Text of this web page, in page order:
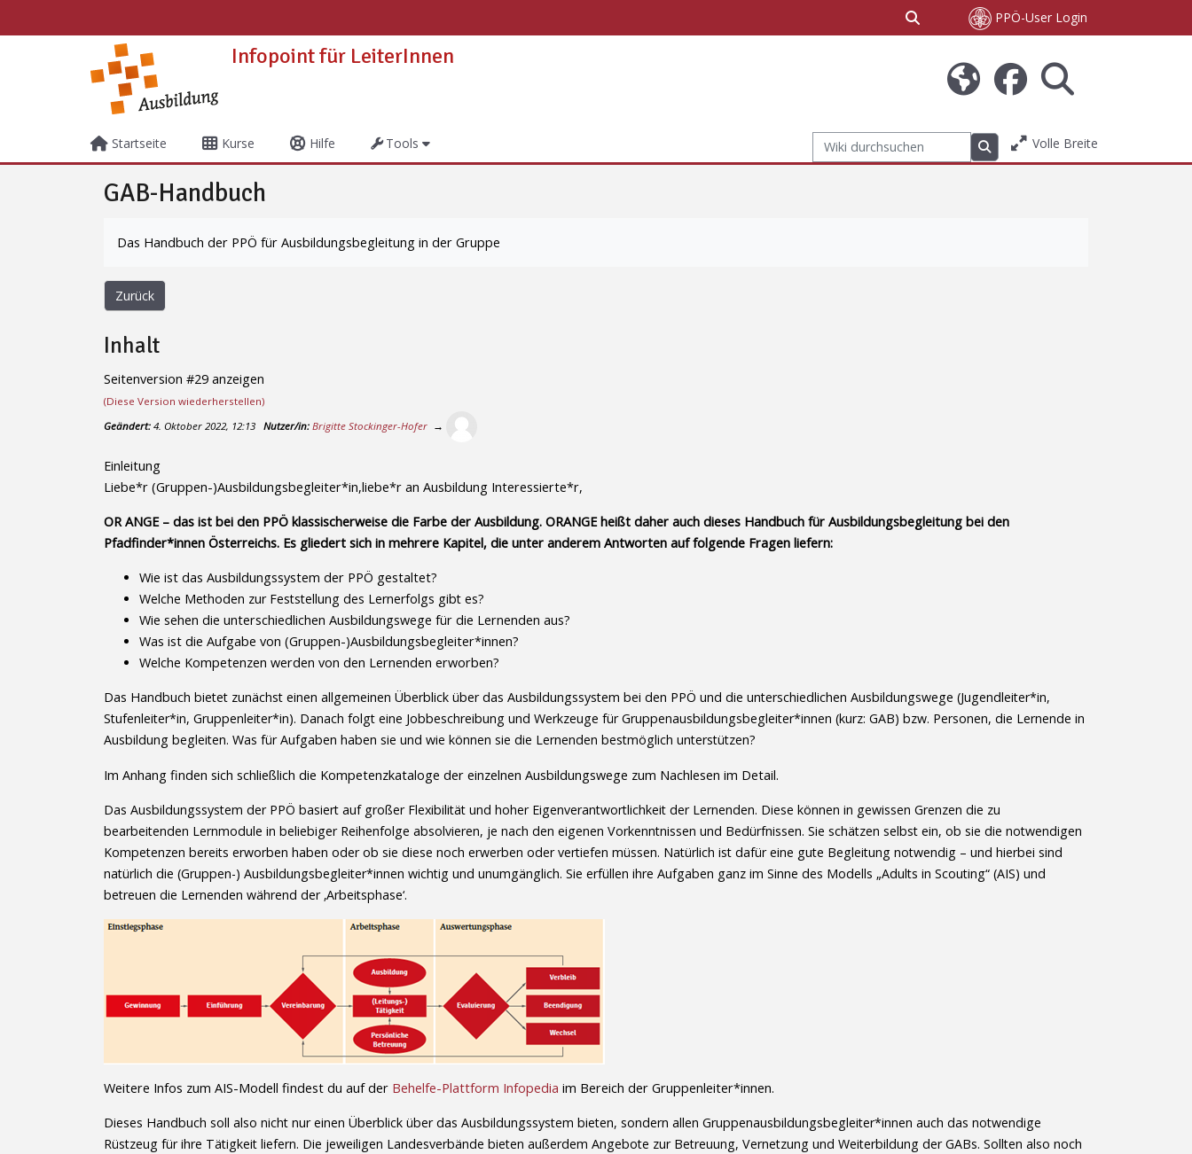
Sucheingabe umschalten
PPÖ-User Login
Infopoint für LeiterInnen
Startseite Kurse Hilfe Tools
Wiki durchsuchen
Wiki durchsuchen
Volle Breite
GAB-Handbuch
Das Handbuch der PPÖ für Ausbildungsbegleitung in der Gruppe
Zurück
Inhalt
Seitenversion #29 anzeigen
(Diese Version wiederherstellen)
Geändert: 4. Oktober 2022, 12:13 Nutzer/in: Brigitte Stockinger-Hofer →
Einleitung
Liebe*r (Gruppen-)Ausbildungsbegleiter*in,liebe*r an Ausbildung Interessierte*r,
OR ANGE – das ist bei den PPÖ klassischerweise die Farbe der Ausbildung. ORANGE heißt daher auch dieses Handbuch für Ausbildungsbegleitung bei den
Pfadfinder*innen Österreichs. Es gliedert sich in mehrere Kapitel, die unter anderem Antworten auf folgende Fragen liefern:
Wie ist das Ausbildungssystem der PPÖ gestaltet?
Welche Methoden zur Feststellung des Lernerfolgs gibt es?
Wie sehen die unterschiedlichen Ausbildungswege für die Lernenden aus?
Was ist die Aufgabe von (Gruppen-)Ausbildungsbegleiter*innen?
Welche Kompetenzen werden von den Lernenden erworben?
Das Handbuch bietet zunächst einen allgemeinen Überblick über das Ausbildungssystem bei den PPÖ und die unterschiedlichen Ausbildungswege (Jugendleiter*in,
Stufenleiter*in, Gruppenleiter*in). Danach folgt eine Jobbeschreibung und Werkzeuge für Gruppenausbildungsbegleiter*innen (kurz: GAB) bzw. Personen, die Lernende in
Ausbildung begleiten. Was für Aufgaben haben sie und wie können sie die Lernenden bestmöglich unterstützen?
Im Anhang finden sich schließlich die Kompetenzkataloge der einzelnen Ausbildungswege zum Nachlesen im Detail.
Das Ausbildungssystem der PPÖ basiert auf großer Flexibilität und hoher Eigenverantwortlichkeit der Lernenden. Diese können in gewissen Grenzen die zu
bearbeitenden Lernmodule in beliebiger Reihenfolge absolvieren, je nach den eigenen Vorkenntnissen und Bedürfnissen. Sie schätzen selbst ein, ob sie die notwendigen
Kompetenzen bereits erworben haben oder ob sie diese noch erwerben oder vertiefen müssen. Natürlich ist dafür eine gute Begleitung notwendig – und hierbei sind
natürlich die (Gruppen-) Ausbildungsbegleiter*innen wichtig und unumgänglich. Sie erfüllen ihre Aufgaben ganz im Sinne des Modells „Adults in Scouting“ (AIS) und
betreuen die Lernenden während der ‚Arbeitsphase‘.
Weitere Infos zum AIS-Modell findest du auf der Behelfe-Plattform Infopedia im Bereich der Gruppenleiter*innen.
Dieses Handbuch soll also nicht nur einen Überblick über das Ausbildungssystem bieten, sondern allen Gruppenausbildungsbegleiter*innen auch das notwendige
Rüstzeug für ihre Tätigkeit liefern. Die jeweiligen Landesverbände bieten außerdem Angebote zur Betreuung, Vernetzung und Weiterbildung der GABs. Sollten also noch